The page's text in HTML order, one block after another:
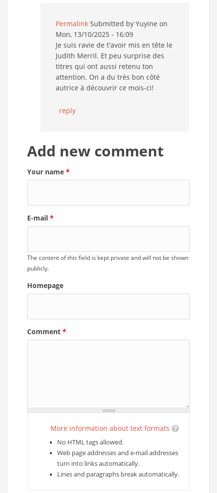
Permalink Submitted by Yuyine on
Mon, 13/10/2025 - 16:09
Je suis ravie de t'avoir mis en tête le
Judith Merril. Et peu surprise des
titres qui ont aussi retenu ton
attention. On a du très bon côté
autrice à découvrir ce mois-ci!
reply
Add new comment
Your name *
E-mail *
The content of this field is kept private and will not be shown
publicly.
Homepage
Comment *
More information about text formats
No HTML tags allowed.
Web page addresses and e-mail addresses
turn into links automatically.
Lines and paragraphs break automatically.